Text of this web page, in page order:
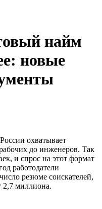
найм
новые
охватывает
до инженеров. Так
и спрос на этот формат
работодатели
резюме соискателей,
2,7 миллиона.